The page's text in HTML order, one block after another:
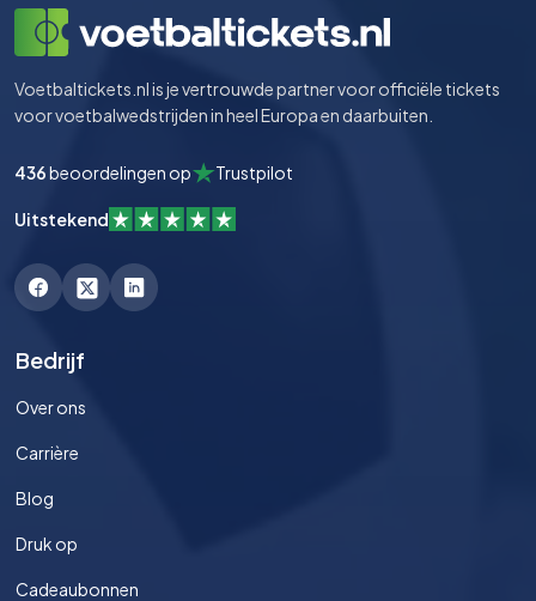
Voetbaltickets.nl is je vertrouwde partner voor officiële tickets
voor voetbalwedstrijden in heel Europa en daarbuiten.
436beoordelingen op Trustpilot
Uitstekend
Bedrijf
Over ons
Carrière
Blog
Druk op
Cadeaubonnen